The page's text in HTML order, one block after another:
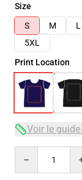
Size
S
M L
5XL
Print Location
Voir le